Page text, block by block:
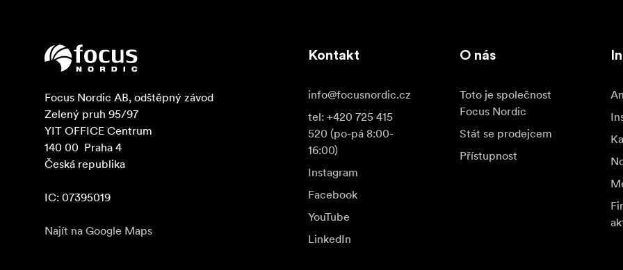
Focus Nordic AB, odštěpný závod
Zelený pruh 95/97
YIT OFFICE Centrum
140 00  Praha 4
Česká republika
IC: 07395019
Najít na Google Maps
Kontakt
info@focusnordic.cz
tel: +420 725 415
520 (po-pá 8:00-
16:00)
Instagram
Facebook
YouTube
LinkedIn
O nás
Toto je společnost
Focus Nordic
Stát se prodejcem
Přístupnost